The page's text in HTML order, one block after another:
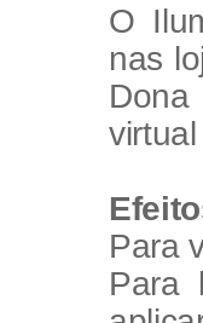
O
nas
virtual
Para
Para